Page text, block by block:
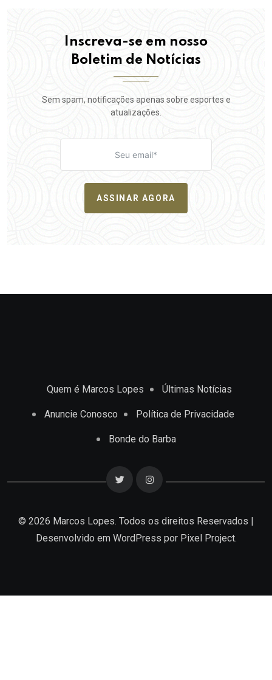
Inscreva-se em nosso
Boletim de Notícias
Sem spam, notificações apenas sobre esportes e
atualizações.
ASSINAR AGORA
Quem é Marcos Lopes Últimas Notícias
Anuncie Conosco Política de Privacidade
Bonde do Barba
© 2026 Marcos Lopes. Todos os direitos Reservados |
Desenvolvido em WordPress por Pixel Project.